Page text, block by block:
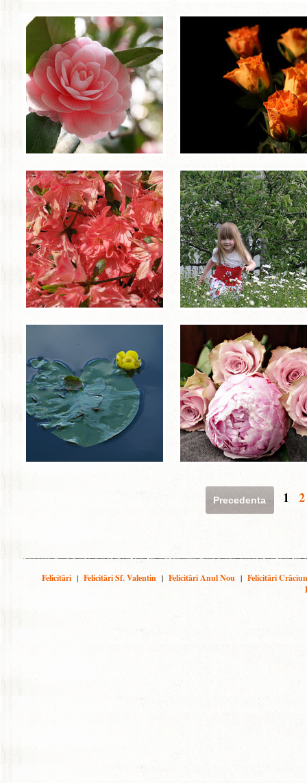
Precedenta 1 2
Felicitări | Felicitări Sf. Valentin | Felicitări Anul Nou | Felicitări